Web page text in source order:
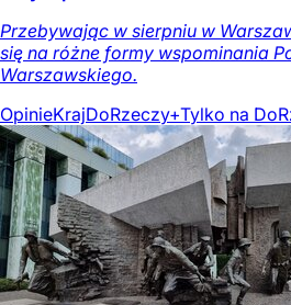
Przebywając w sierpniu w
się na różne formy wspominania
Warszawskiego.
OpinieKrajDoRzeczy+Tylko na